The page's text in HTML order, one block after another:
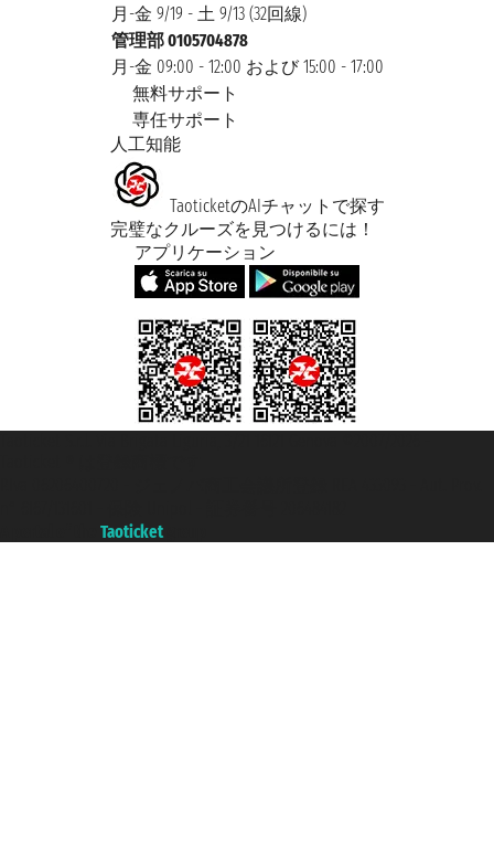
月-金 9/19 - 土 9/13 (32回線)
管理部 0105704878
月-金 09:00 - 12:00 および 15:00 - 17:00
無料サポート
専任サポート
人工知能
TaoticketのAIチャットで探す
完璧なクルーズを見つけるには！
アプリケーション
Taoticket